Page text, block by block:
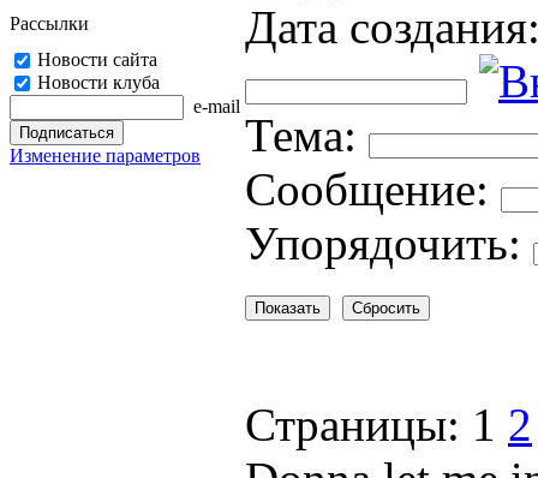
Рассылки
Новости сайта
Новости клуба
e-mail
Изменение параметров
Дата
Тема:
Cooбщение:
Упорядочить:
Страницы: 1 2